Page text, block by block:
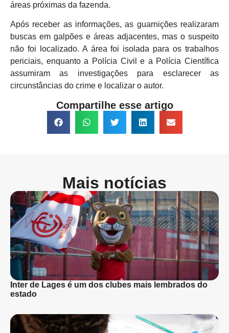
áreas próximas da fazenda.
Após receber as informações, as guarnições realizaram
buscas em galpões e áreas adjacentes, mas o suspeito
não foi localizado. A área foi isolada para os trabalhos
periciais, enquanto a Polícia Civil e a Polícia Científica
assumiram as investigações para esclarecer as
circunstâncias do crime e localizar o autor.
Compartilhe esse artigo
Mais notícias
Inter de Lages é um dos clubes mais lembrados do
estado